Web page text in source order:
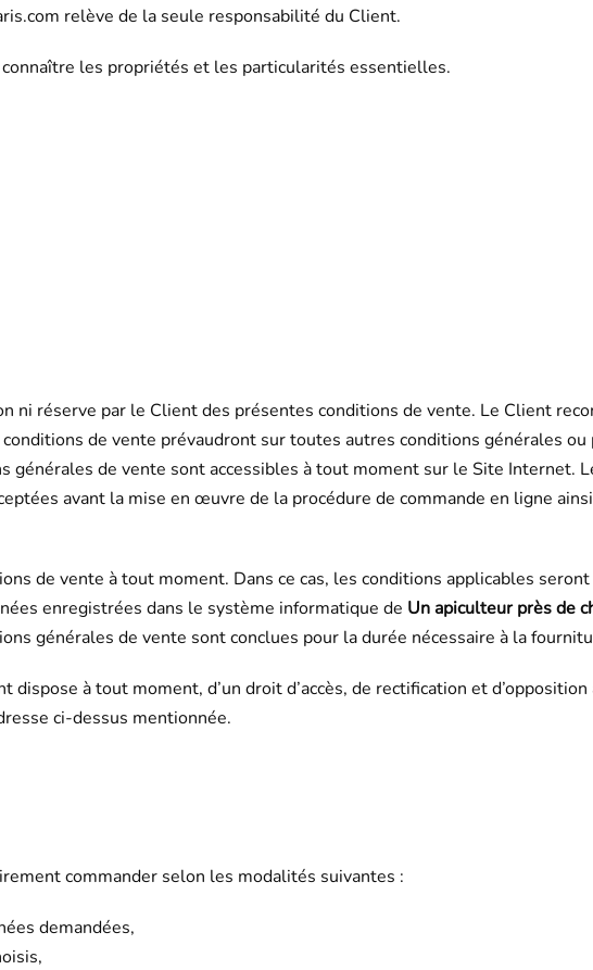
relève de la seule responsabilité du Client.
les propriétés et les particularités essentielles.
ni réserve par le Client des présentes conditions de vente. Le Client
de vente prévaudront sur toutes autres conditions générales
générales de vente sont accessibles à tout moment sur le Site Internet.
avant la mise en œuvre de la procédure de commande en ligne
de vente à tout moment. Dans ce cas, les conditions applicables
enregistrées dans le système informatique de Un apiculteur près de
générales de vente sont conclues pour la durée nécessaire à la
à tout moment, d’un droit d’accès, de rectification et d’opposition
ci-dessus mentionnée.
commander selon les modalités suivantes :
demandées,